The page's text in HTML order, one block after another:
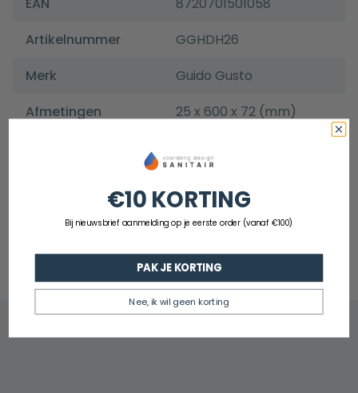
Artikelnummer
GGHDH26
Merk
Guido Gusto
Afmetingen
25 x 600 x 72 (mm)
Garantie
5 jaar
Materiaal
Rvs 304
€10 KORTING
Bij nieuwsbrief aanmelding op je eerste order (vanaf €100)
PAK JE KORTING
Nee, ik wil geen korting